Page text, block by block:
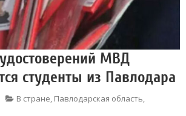
МВД
студенты из Павлодара
В стране, Павлодарская область,